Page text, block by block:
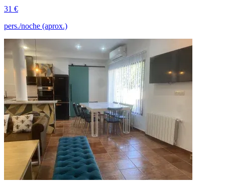
31 €
pers./noche (aprox.)